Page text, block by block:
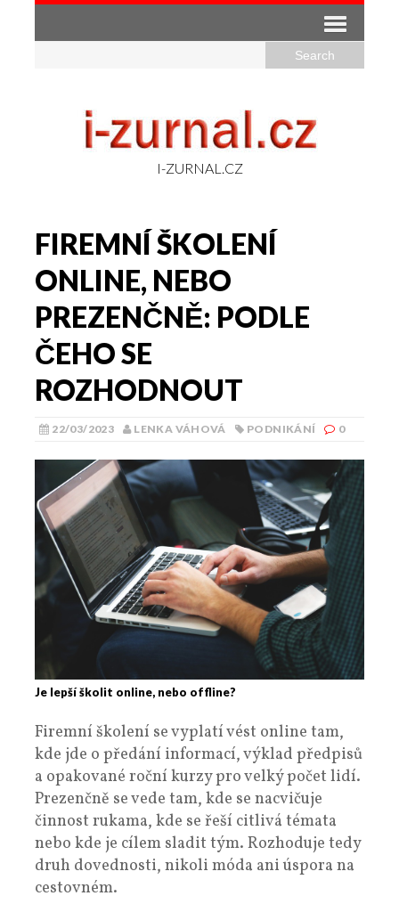
I-ZURNAL.CZ
FIREMNÍ ŠKOLENÍ
ONLINE, NEBO
PREZENČNĚ: PODLE
ČEHO SE
ROZHODNOUT
22/03/2023 LENKA VÁHOVÁ PODNIKÁNÍ 0
Je lepší školit online, nebo offline?
Firemní školení se vyplatí vést online tam,
kde jde o předání informací, výklad předpisů
a opakované roční kurzy pro velký počet lidí.
Prezenčně se vede tam, kde se nacvičuje
činnost rukama, kde se řeší citlivá témata
nebo kde je cílem sladit tým. Rozhoduje tedy
druh dovednosti, nikoli móda ani úspora na
cestovném.